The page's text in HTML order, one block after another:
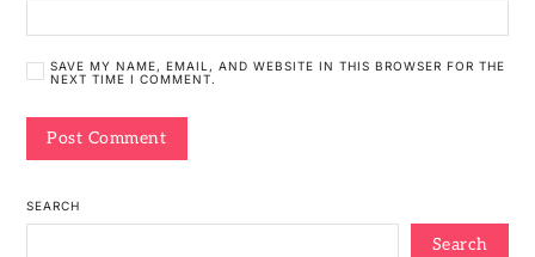
SAVE MY NAME, EMAIL, AND WEBSITE IN THIS BROWSER FOR THE
NEXT TIME I COMMENT.
SEARCH
Search